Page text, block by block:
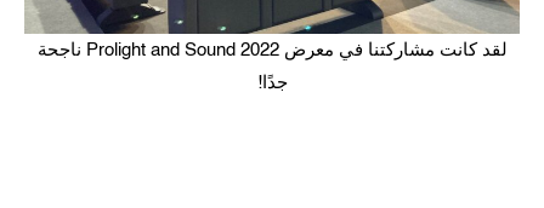
لقد كانت مشاركتنا في معرض Prolight and Sound 2022 ناجحة
جدًا!